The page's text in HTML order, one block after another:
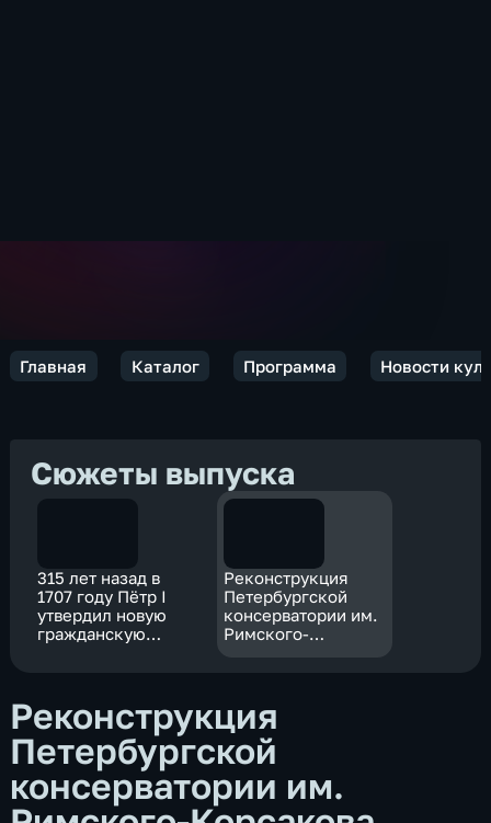
Главная Каталог Программа Новости
Сюжеты выпуска
315 лет назад в
1707 году Пётр I
утвердил новую
гражданскую
Реконструкция
Петербургской
консерватории им.
Римского-
Реконструкция
Петербургской
консерватории им.